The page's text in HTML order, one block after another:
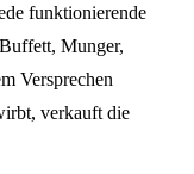
funktionierende
Munger,
Versprechen
verkauft die